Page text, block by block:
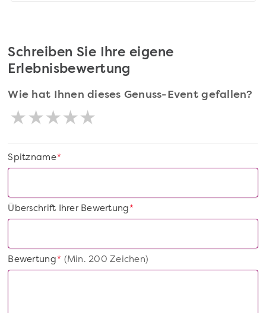
Schreiben Sie Ihre eigene
Erlebnisbewertung
Wie hat Ihnen dieses Genuss-Event gefallen?
*
Spitzname
*
Überschrift Ihrer Bewertung
*
Bewertung(Min. 200 Zeichen)